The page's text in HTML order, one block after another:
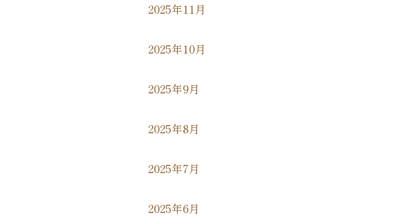
2025年11月
2025年10月
2025年9月
2025年8月
2025年7月
2025年6月